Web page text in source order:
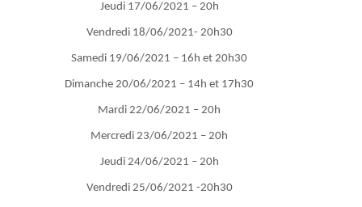
Jeudi 17/06/2021 – 20h
Vendredi 18/06/2021- 20h30
Samedi 19/06/2021 – 16h et 20h30
Dimanche 20/06/2021 – 14h et 17h30
Mardi 22/06/2021 – 20h
Mercredi 23/06/2021 – 20h
Jeudi 24/06/2021 – 20h
Vendredi 25/06/2021 -20h30